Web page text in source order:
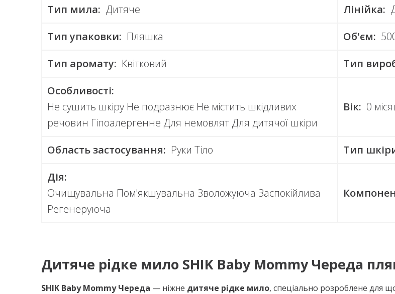
Тип мила: Дитяче Лінійка:
Тип упаковки: Пляшка Об'єм:
Тип аромату: Квітковий Тип
Особливості:
Не сушить шкіру Не подразнює Не містить шкідливих
речовин Гіпоалергенне Для немовлят Для дитячої шкіри
Вік: 0
Область застосування: Руки Тіло Тип
Дія:
Очищувальна Пом'якшувальна Зволожуюча Заспокійлива
Регенеруюча
Дитяче рідке мило SHIK Baby Mommy Череда
SHIK Baby Mommy Череда — ніжне дитяче рідке мило, спеціально розроблене для